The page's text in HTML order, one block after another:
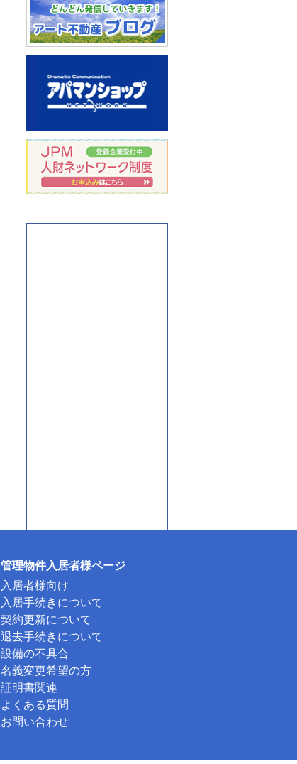
相続のご相談
アート不動産ブログ：どん
どん発信していきます！
岩手県盛岡市のアパマンシ
ョップ
管理物件入居者様ページ
入居者様向け
入居手続きについて
契約更新について
退去手続きについて
設備の不具合
名義変更希望の方
証明書関連
よくある質問
お問い合わせ